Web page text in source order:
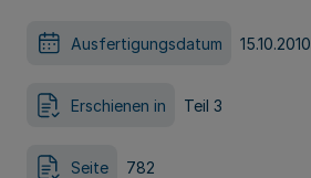
Ausfertigungsdatum 15.10.2010
Erschienen in Teil 3
Seite 782